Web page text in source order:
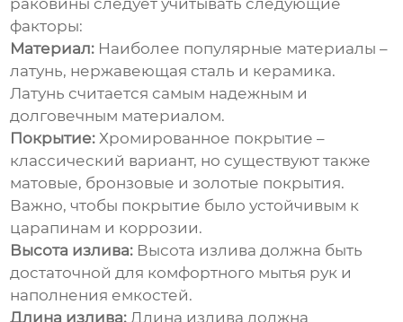
раковины следует учитывать следующие
факторы:
Материал: Наиболее популярные материалы –
латунь, нержавеющая сталь и керамика.
Латунь считается самым надежным и
долговечным материалом.
Покрытие: Хромированное покрытие –
классический вариант, но существуют также
матовые, бронзовые и золотые покрытия.
Важно, чтобы покрытие было устойчивым к
царапинам и коррозии.
Высота излива: Высота излива должна быть
достаточной для комфортного мытья рук и
наполнения емкостей.
Длина излива: Длина излива должна